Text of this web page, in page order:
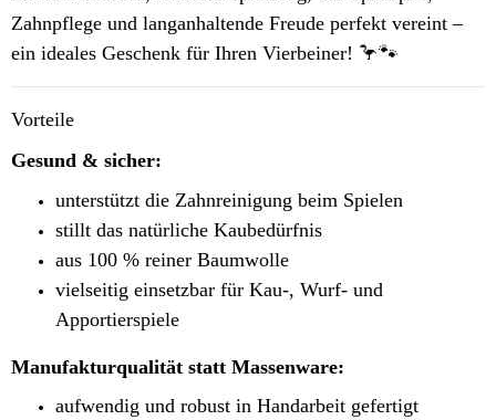
Zahnpflege und langanhaltende Freude perfekt vereint –
ein ideales Geschenk für Ihren Vierbeiner! 🦩🐾
Vorteile
Gesund & sicher:
unterstützt die Zahnreinigung beim Spielen
stillt das natürliche Kaubedürfnis
aus 100 % reiner Baumwolle
vielseitig einsetzbar für Kau-, Wurf- und
Apportierspiele
Manufakturqualität statt Massenware:
aufwendig und robust in Handarbeit gefertigt